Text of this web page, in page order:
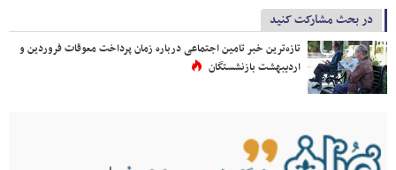
در بحث مشارکت کنید
تازه‌ترین خبر تامین اجتماعی درباره زمان پرداخت معوقات فروردین و
اردیبهشت بازنشستگان